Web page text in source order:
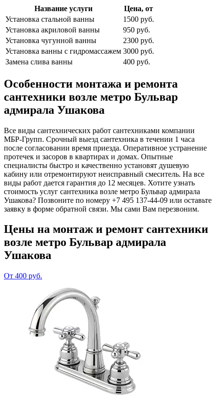
Название услуги
Цена, от
Установка стальной ванны
1500 руб.
Установка акриловой ванны
950 руб.
Установка чугунной ванны
2300 руб.
Установка ванны с гидромассажем 3000 руб.
Замена слива ванны
400 руб.
Особенности монтажа и ремонта
сантехники возле метро Бульвар
адмирала Ушакова
Все виды сантехнических работ сантехниками компании
МБР-Групп. Срочный выезд сантехника в течении 1 часа
после согласовании время приезда. Оперативное устранение
протечек и засоров в квартирах и домах. Опытные
специалисты быстро и качественно установят душевую
кабину или отремонтируют неисправный смеситель. На все
виды работ дается гарантия до 12 месяцев. Хотите узнать
стоимость услуг сантехника возле метро Бульвар адмирала
Ушакова? Позвоните по номеру +7 495 137-44-09 или оставьте
заявку в форме обратной связи. Мы сами Вам перезвоним.
Цены на монтаж и ремонт сантехники
возле метро Бульвар адмирала
Ушакова
От 400 руб.